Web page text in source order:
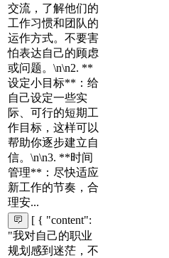
交流，了解他们的
工作习惯和团队的
运作方式。不要害
怕表达自己的顾虑
或问题。\n\n2. **
设定小目标**：给
自己设定一些实
际、可行的短期工
作目标，这样可以
帮助你逐步建立自
信。\n\n3. **时间
管理**：尽快适应
新工作的节奏，合
理安...
[ { "content":
"我对自己的职业
规划感到迷茫，不